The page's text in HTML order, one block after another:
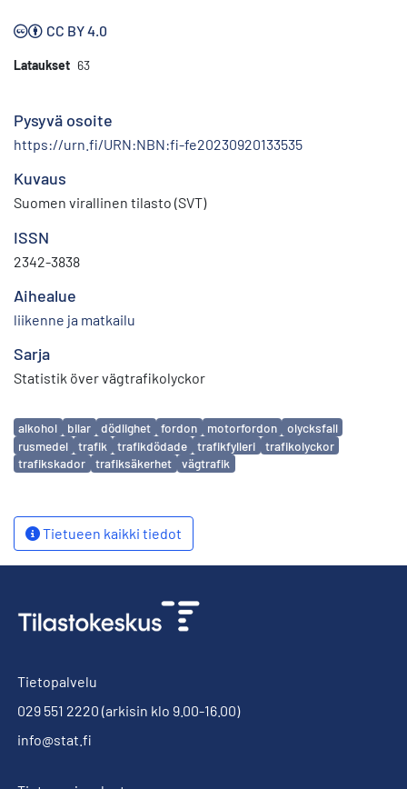
CC BY 4.0
Lataukset 63
Pysyvä osoite
https://urn.fi/URN:NBN:fi-fe20230920133535
Kuvaus
Suomen virallinen tilasto (SVT)
ISSN
2342-3838
Aihealue
liikenne ja matkailu
Sarja
Statistik över vägtrafikolyckor
Avainsanat
alkohol bilar dödlighet fordon motorfordon
olycksfall
rusmedel
trafik trafikdödade trafikfylleri
trafikolyckor
trafikskador
trafiksäkerhet vägtrafik
Tietueen kaikki tiedot
Tietopalvelu
029 551 2220 (arkisin klo 9.00-16.00)
info@stat.fi